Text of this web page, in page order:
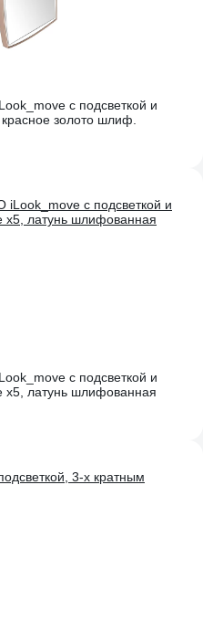
с подсветкой и
золото шлиф.
с подсветкой и
х5, латунь шлифованная